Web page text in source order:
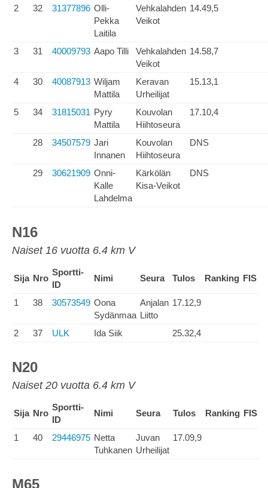
2 32 31377896 Olli-
Pekka
Laitila
Vehkalahden
Veikot
14.49,5
3 31 40009793 Aapo Tilli
Vehkalahden
Veikot
14.58,7
4 30 40087913 Wiljam
Mattila
Keravan
Urheilijat
15.13,1
5 34 31815031 Pyry
Mattila
Kouvolan
Hiihtoseura
17.10,4
28 34507579 Jari
Innanen
Kouvolan
Hiihtoseura
DNS
29 30621909 Onni-
Kalle
Lahdelma
Kärkölän
Kisa-Veikot
DNS
N16
Naiset 16 vuotta 6.4 km V
Sija Nro
Sportti-
ID
Nimi Seura Tulos Ranking FIS
1 38 30573549 Oona
Sydänmaa
Anjalan
Liitto
17.12,9
2 37 ULK Ida Siik 25.32,4
N20
Naiset 20 vuotta 6.4 km V
Sija Nro
Sportti-
ID
Nimi Seura Tulos Ranking FIS
1 40 29446975 Netta
Tuhkanen
Juvan
Urheilijat
17.09,9
M65